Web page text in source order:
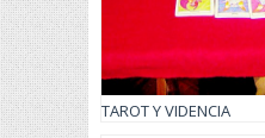
TAROT Y VIDENCIA